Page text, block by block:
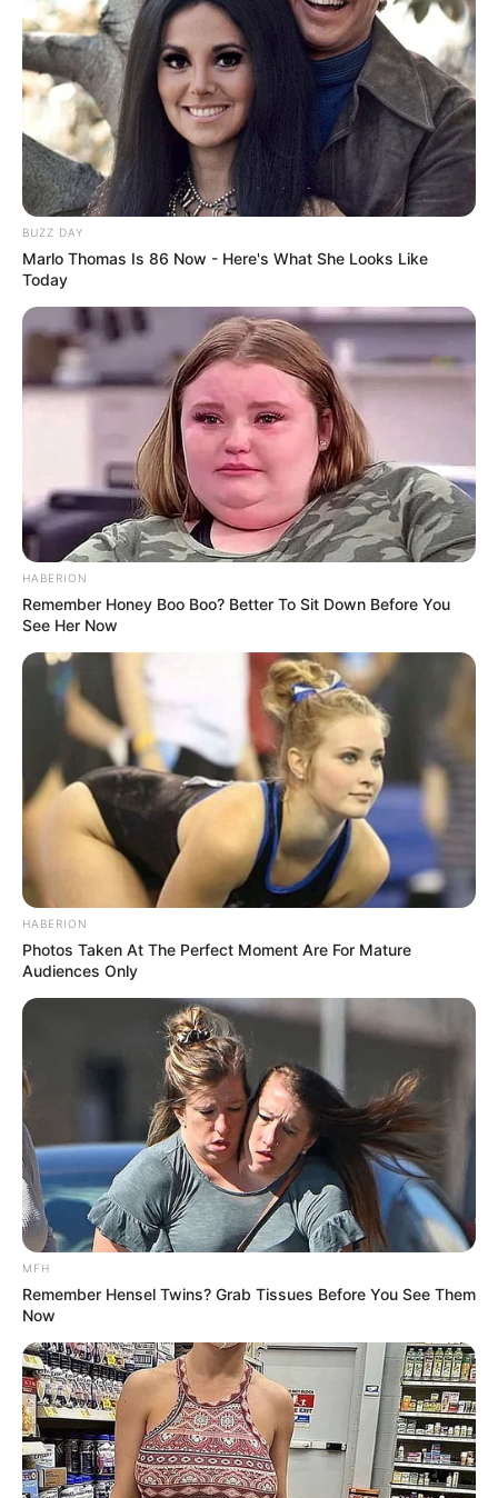
BUZZ DAY
Marlo Thomas Is 86 Now - Here's What She Looks Like
Today
HABERION
Remember Honey Boo Boo? Better To Sit Down Before You
See Her Now
HABERION
Photos Taken At The Perfect Moment Are For Mature
Audiences Only
MFH
Remember Hensel Twins? Grab Tissues Before You See Them
Now